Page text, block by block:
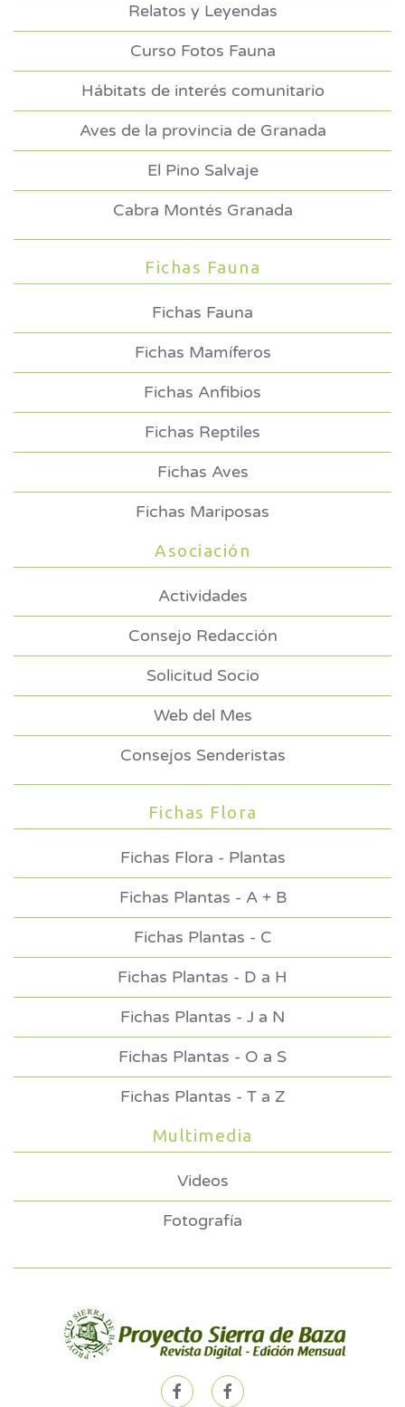
Relatos y Leyendas
Curso Fotos Fauna
Hábitats de interés comunitario
Aves de la provincia de Granada
El Pino Salvaje
Cabra Montés Granada
Fichas Fauna
Fichas Fauna
Fichas Mamíferos
Fichas Anfibios
Fichas Reptiles
Fichas Aves
Fichas Mariposas
Asociación
Actividades
Consejo Redacción
Solicitud Socio
Web del Mes
Consejos Senderistas
Fichas Flora
Fichas Flora - Plantas
Fichas Plantas - A + B
Fichas Plantas - C
Fichas Plantas - D a H
Fichas Plantas - J a N
Fichas Plantas - O a S
Fichas Plantas - T a Z
Multimedia
Videos
Fotografía